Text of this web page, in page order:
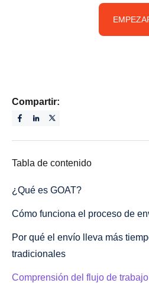
Compartir:
Tabla de contenido
¿Qué es GOAT?
Cómo funciona el proceso de
Por qué el envío lleva más
tradicionales
Comprensión del flujo de